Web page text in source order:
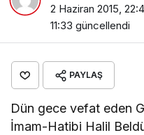
2 Haziran 2015,
11:33 güncellendi
PAYLAŞ
Dün gece vefat eden
İmam-Hatibi Halil